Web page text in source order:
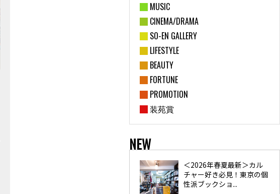
MUSIC
CINEMA/DRAMA
SO-EN GALLERY
LIFESTYLE
BEAUTY
FORTUNE
PROMOTION
装苑賞
NEW
＜2026年春夏最新＞カル
チャー好き必見！東京の個
性派ブックショ...